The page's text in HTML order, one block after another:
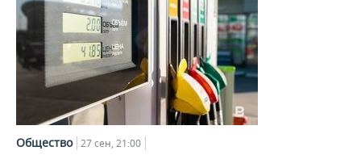
Общество 27 сен, 21:00